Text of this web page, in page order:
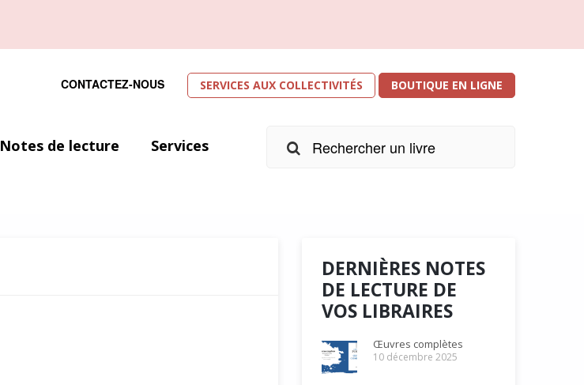
CONTACTEZ-NOUS SERVICES AUX COLLECTIVITÉS BOUTIQUE EN LIGNE
Notes de lecture Services
DERNIÈRES NOTES
DE LECTURE DE
VOS LIBRAIRES
Œuvres complètes
10 décembre 2025